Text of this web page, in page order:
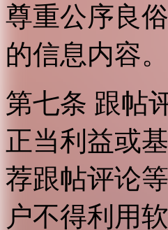
尊重公序良
的信息内容。
第七条 跟帖
正当利益或
荐跟帖评论
户不得利用